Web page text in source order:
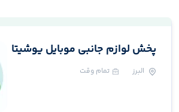
پخش لوازم جانبی موبایل یوشیتا
البرز تمام وقت